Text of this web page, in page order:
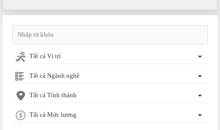
Tất cả Vị trí
Tất cả Ngành nghề
Tất cả Tỉnh thành
Tất cả Mức lương